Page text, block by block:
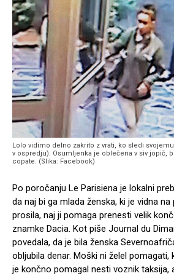
Lolo vidimo delno zakrito z vrati, ko sledi
v ospredju). Osumljenka je oblečena v siv jopič,
copate. (Slika: Facebook)
Po poročanju Le Parisiena je lokalni
da naj bi ga mlada ženska, ki je vidna
prosila, naj ji pomaga prenesti velik
znamke Dacia. Kot piše Journal du
povedala, da je bila ženska
obljubila denar. Moški ni želel pomagati,
je končno pomagal nesti voznik taksija,